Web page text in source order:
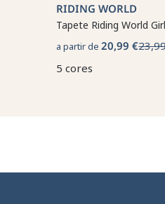
RIDING WORLD
Tapete Riding World
a partir de20,99 €
5 cores